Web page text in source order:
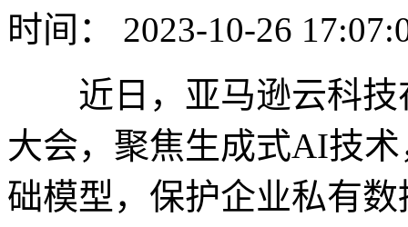
时间： 2023-10-26
近日，亚马逊云科技
大会，聚焦生成式AI技
础模型，保护企业私有